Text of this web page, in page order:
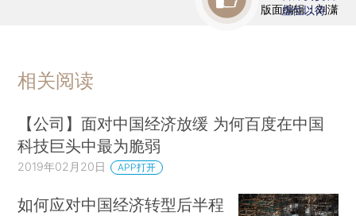
版面编辑：刘潇
虚位以待
相关阅读
【公司】面对中国经济放缓 为何百度在中国
科技巨头中最为脆弱
2019年02月20日 APP打开
如何应对中国经济转型后半程